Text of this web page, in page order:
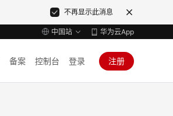
不再显示此消息
中国站 华为云App
备案 控制台 登录 注册